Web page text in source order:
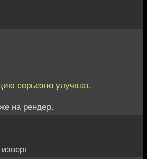
серьезно улучшат.
на рендер.